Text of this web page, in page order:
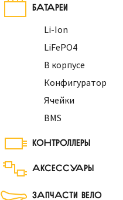
БАТАРЕИ
Li-Ion
LiFePO4
В корпусе
Конфигуратор
Ячейки
BMS
КОНТРОЛЛЕРЫ
АКСЕССУАРЫ
ЗАПЧАСТИ ВЕЛО